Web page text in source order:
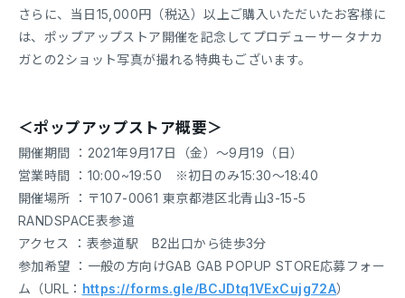
さらに、当日15,000円（税込）以上ご購入いただいたお客様に
は、ポップアップストア開催を記念してプロデューサータナカ
ガとの2ショット写真が撮れる特典もございます。
＜ポップアップストア概要＞
開催期間 ：2021年9月17日（金）〜9月19（日）
営業時間 ：10:00~19:50 ※初日のみ15:30〜18:40
開催場所 ：〒107-0061 東京都港区北青山3-15-5
RANDSPACE表参道
アクセス ：表参道駅 B2出口から徒歩3分
参加希望 ：一般の方向けGAB GAB POPUP STORE応募フォー
ム（URL： https://forms.gle/BCJDtq1VExCujg72A）